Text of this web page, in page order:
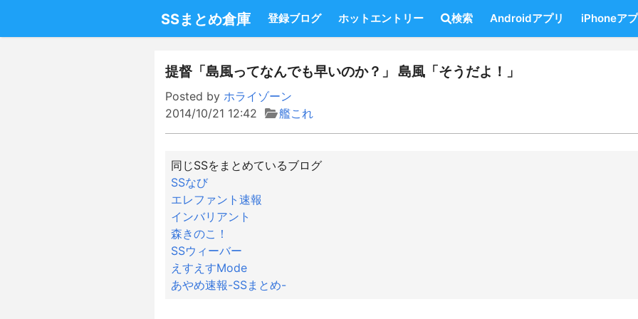
SSまとめ倉庫 登録ブログ ホットエントリー 検索 Androidアプリ iPhoneア
提督「島風ってなんでも早いのか？」 島風「そうだよ！」
Posted by ホライゾーン
2014/10/21 12:42
艦これ
同じSSをまとめているブログ
SSなび
エレファント速報
インバリアント
森きのこ！
SSウィーバー
えすえすMode
あやめ速報-SSまとめ-